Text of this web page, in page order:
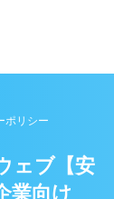
ポリシー
ェブ【安
業向け